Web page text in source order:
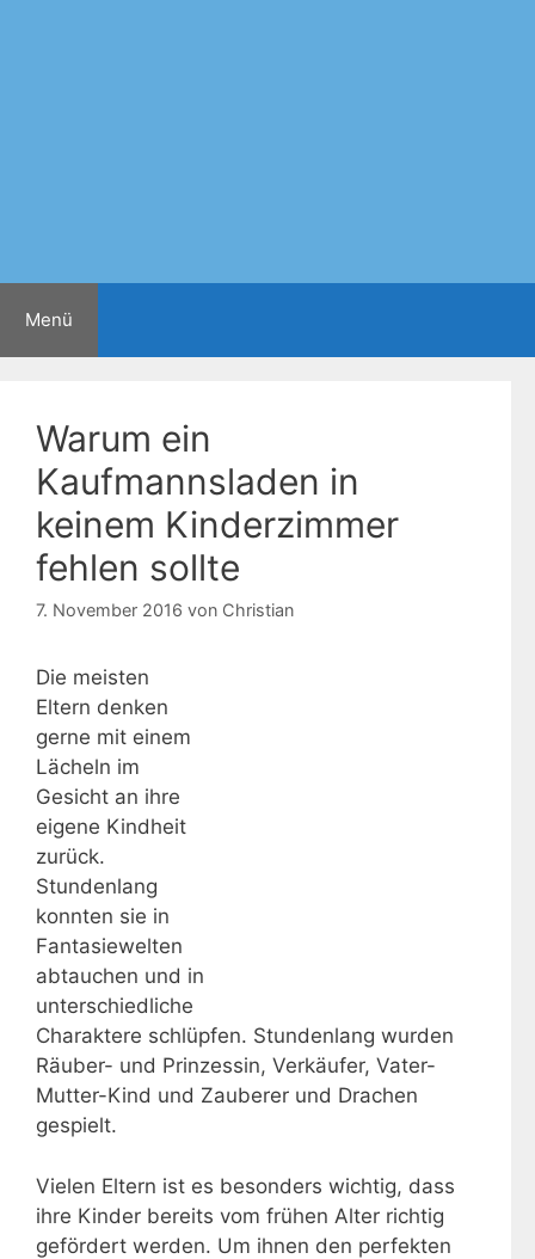
Menü
Warum ein
Kaufmannsladen in
keinem Kinderzimmer
fehlen sollte
7. November 2016 von Christian
Die meisten
Eltern denken
gerne mit einem
Lächeln im
Gesicht an ihre
eigene Kindheit
zurück.
Stundenlang
konnten sie in
Fantasiewelten
abtauchen und in
unterschiedliche
Charaktere schlüpfen. Stundenlang wurden
Räuber- und Prinzessin, Verkäufer, Vater-
Mutter-Kind und Zauberer und Drachen
gespielt.
Vielen Eltern ist es besonders wichtig, dass
ihre Kinder bereits vom frühen Alter richtig
gefördert werden. Um ihnen den perfekten